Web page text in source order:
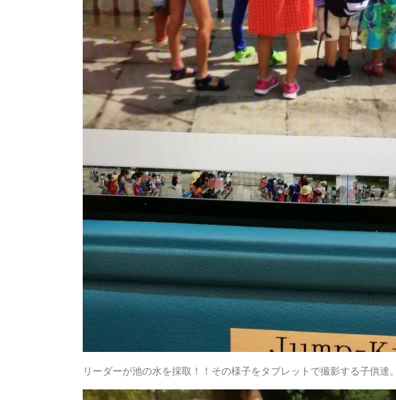
リーダーが池の水を採取！！その様子をタブレットで撮影する子供達。